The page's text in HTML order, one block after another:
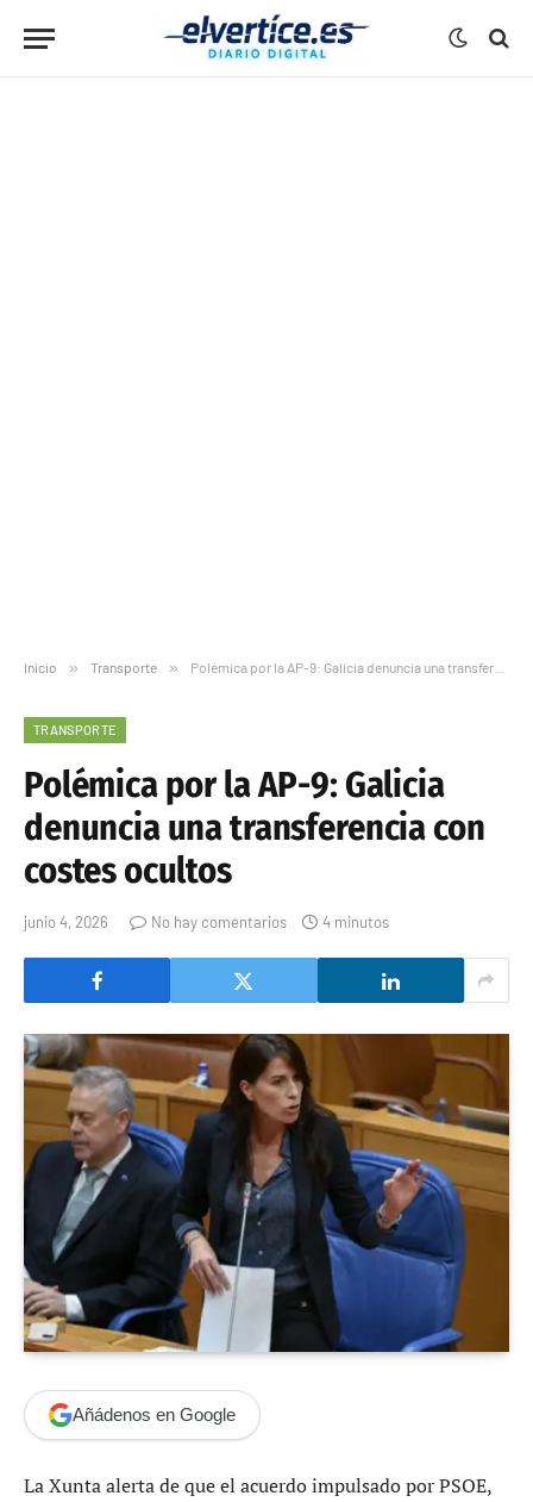
Inicio » Transporte » Polémica por la AP-9: Galicia denuncia una transferencia con costes ocultos
TRANSPORTE
Polémica por la AP-9: Galicia
denuncia una transferencia con
costes ocultos
junio 4, 2026 No hay comentarios 4 minutos
Añádenos en Google
La Xunta alerta de que el acuerdo impulsado por PSOE,